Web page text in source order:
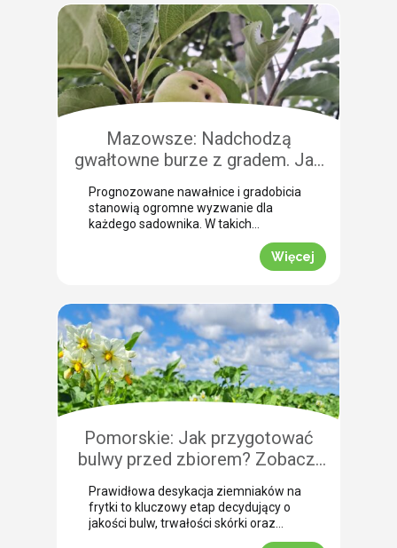
prosty sposób obniżyć koszty
jesiennych zakupów. Wybierz swój
pakiet i odbierz rabat Mechanizm
promocji jest niezwykle prosty.
Wystarczy kupić jeden z […]
Mazowsze: Nadchodzą
gwałtowne burze z gradem. Jak
skutecznie przeprowadzić
zabezpieczenie owoców po
gradobiciu?
Prognozowane nawałnice i gradobicia
stanowią ogromne wyzwanie dla
każdego sadownika. W takich
natychmiastowe zabezpieczenie
Uszkodzona skórka to otwarta droga
dla patogenów grzybowych, które
potrafią zniszczyć owoce tuż przed
zbiorem. Nasza ekspertka Justyna
Wasiak ostrzega przed nadchodzącym
frontem burzowym i wskazuje
skuteczne rozwiązanie interwencyjne.
Więcej
Pomorskie: Jak przygotować
bulwy przed zbiorem? Zobacz,
jak przebiega profesjonalna
desykacja ziemniaków na frytki!
Prawidłowa desykacja ziemniaków na
frytki to kluczowy etap decydujący o
jakości bulw, trwałości skórki oraz
łatwości zbioru maszynowego. Nasz